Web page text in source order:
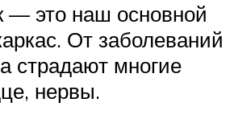
— это наш основной
От заболеваний
страдают многие
нервы.